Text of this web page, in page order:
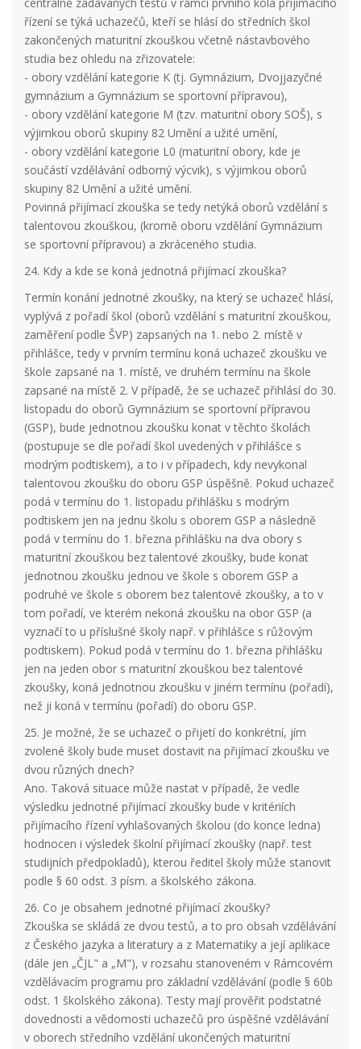
řízení se týká uchazečů, kteří se hlásí do středních škol
zakončených maturitní zkouškou včetně nástavbového
studia bez ohledu na zřizovatele:
- obory vzdělání kategorie K (tj. Gymnázium, Dvojjazyčné
gymnázium a Gymnázium se sportovní přípravou),
- obory vzdělání kategorie M (tzv. maturitní obory SOŠ), s
výjimkou oborů skupiny 82 Umění a užité umění,
- obory vzdělání kategorie L0 (maturitní obory, kde je
součástí vzdělávání odborný výcvik), s výjimkou oborů
skupiny 82 Umění a užité umění.
Povinná přijímací zkouška se tedy netýká oborů vzdělání s
talentovou zkouškou, (kromě oboru vzdělání Gymnázium
se sportovní přípravou) a zkráceného studia.
24. Kdy a kde se koná jednotná přijímací zkouška?
Termín konání jednotné zkoušky, na který se uchazeč hlásí,
vyplývá z pořadí škol (oborů vzdělání s maturitní zkouškou,
zaměření podle ŠVP) zapsaných na 1. nebo 2. místě v
přihlášce, tedy v prvním termínu koná uchazeč zkoušku ve
škole zapsané na 1. místě, ve druhém termínu na škole
zapsané na místě 2. V případě, že se uchazeč přihlásí do 30.
listopadu do oborů Gymnázium se sportovní přípravou
(GSP), bude jednotnou zkoušku konat v těchto školách
(postupuje se dle pořadí škol uvedených v přihlášce s
modrým podtiskem), a to i v případech, kdy nevykonal
talentovou zkoušku do oboru GSP úspěšně. Pokud uchazeč
podá v termínu do 1. listopadu přihlášku s modrým
podtiskem jen na jednu školu s oborem GSP a následně
podá v termínu do 1. března přihlášku na dva obory s
maturitní zkouškou bez talentové zkoušky, bude konat
jednotnou zkoušku jednou ve škole s oborem GSP a
podruhé ve škole s oborem bez talentové zkoušky, a to v
tom pořadí, ve kterém nekoná zkoušku na obor GSP (a
vyznačí to u příslušné školy např. v přihlášce s růžovým
podtiskem). Pokud podá v termínu do 1. března přihlášku
jen na jeden obor s maturitní zkouškou bez talentové
zkoušky, koná jednotnou zkoušku v jiném termínu (pořadí),
než ji koná v termínu (pořadí) do oboru GSP.
25. Je možné, že se uchazeč o přijetí do konkrétní, jím
zvolené školy bude muset dostavit na přijímací zkoušku ve
dvou různých dnech?
Ano. Taková situace může nastat v případě, že vedle
výsledku jednotné přijímací zkoušky bude v kritériích
přijímacího řízení vyhlašovaných školou (do konce ledna)
hodnocen i výsledek školní přijímací zkoušky (např. test
studijních předpokladů), kterou ředitel školy může stanovit
podle § 60 odst. 3 písm. a školského zákona.
26. Co je obsahem jednotné přijímací zkoušky?
Zkouška se skládá ze dvou testů, a to pro obsah vzdělávání
z Českého jazyka a literatury a z Matematiky a její aplikace
(dále jen „ČJL" a „M"), v rozsahu stanoveném v Rámcovém
vzdělávacím programu pro základní vzdělávání (podle § 60b
odst. 1 školského zákona). Testy mají prověřit podstatné
dovednosti a vědomosti uchazečů pro úspěšné vzdělávání
v oborech středního vzdělání ukončených maturitní